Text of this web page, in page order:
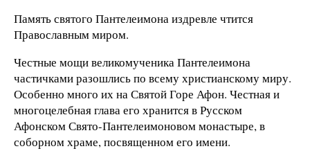
Память святого Пантелеимона издревле чтится
Православным миром.
Честные мощи великомученика Пантелеимона
частичками разошлись по всему христианскому миру.
Особенно много их на Святой Горе Афон. Честная и
многоцелебная глава его хранится в Русском
Афонском Свято-Пантелеимоновом монастыре, в
соборном храме, посвященном его имени.